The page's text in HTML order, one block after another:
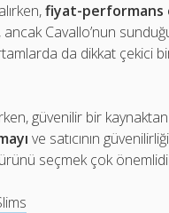
fiyat-performans
Cavallo’nun
da dikkat çekici
güvenilir bir
ve satıcının
seçmek çok